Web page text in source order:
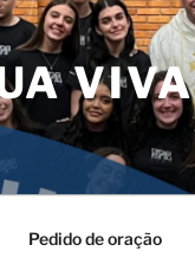
VIVA
Pedido de oração